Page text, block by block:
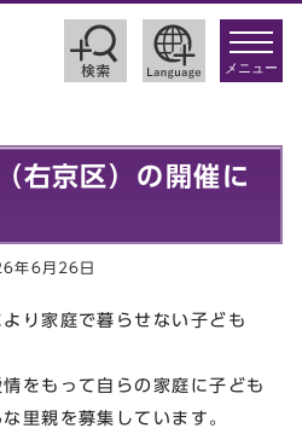
toggle
メニュー
右京区）の開催に
年6月26日
り家庭で暮らせない子ども
をもって自らの家庭に子ども
里親を募集しています。